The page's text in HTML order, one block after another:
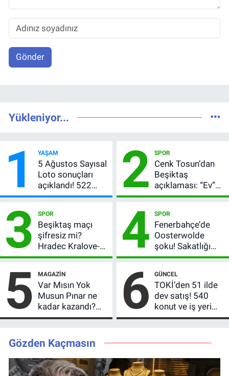
Gönder
Yükleniyor...
1 YAŞAM
5 Ağustos Sayısal
Loto sonuçları
açıklandı! 522
milyon TL devretti
2 SPOR
Cenk Tosun’dan
Beşiktaş
açıklaması: “Ev”
dedi, asıl mesajı
verdi
3 SPOR
Beşiktaş maçı
şifresiz mi?
Hradec Kralove-
Beşiktaş hangi
kaçta?
4 SPOR
Fenerbahçe’de
Oosterwolde
şoku! Sakatlığı
ciddi mi, kaç hafta
5 MAGAZIN
Var Mısın Yok
Musun Pınar ne
kadar kazandı?
Son teklifi
kutusundan
servet çıktı
6 GÜNCEL
TOKİ’den 51 ilde
dev satış! 540
konut ve iş yeri
için 10 yıl vade
Gözden Kaçmasın